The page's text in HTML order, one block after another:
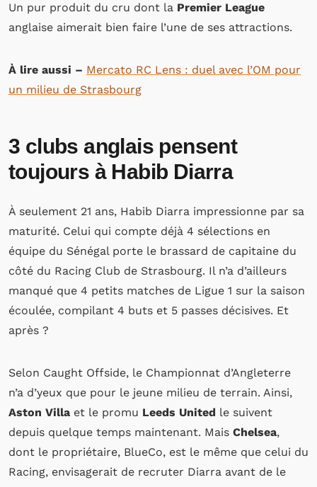
Un pur produit du cru dont la Premier League
anglaise aimerait bien faire l’une de ses attractions.
À lire aussi – Mercato RC Lens : duel avec l’OM pour
un milieu de Strasbourg
3 clubs anglais pensent
toujours à Habib Diarra
À seulement 21 ans, Habib Diarra impressionne par sa
maturité. Celui qui compte déjà 4 sélections en
équipe du Sénégal porte le brassard de capitaine du
côté du Racing Club de Strasbourg. Il n’a d’ailleurs
manqué que 4 petits matches de Ligue 1 sur la saison
écoulée, compilant 4 buts et 5 passes décisives. Et
après ?
Selon Caught Offside, le Championnat d’Angleterre
n’a d’yeux que pour le jeune milieu de terrain. Ainsi,
Aston Villa et le promu Leeds United le suivent
depuis quelque temps maintenant. Mais Chelsea,
dont le propriétaire, BlueCo, est le même que celui du
Racing, envisagerait de recruter Diarra avant de le